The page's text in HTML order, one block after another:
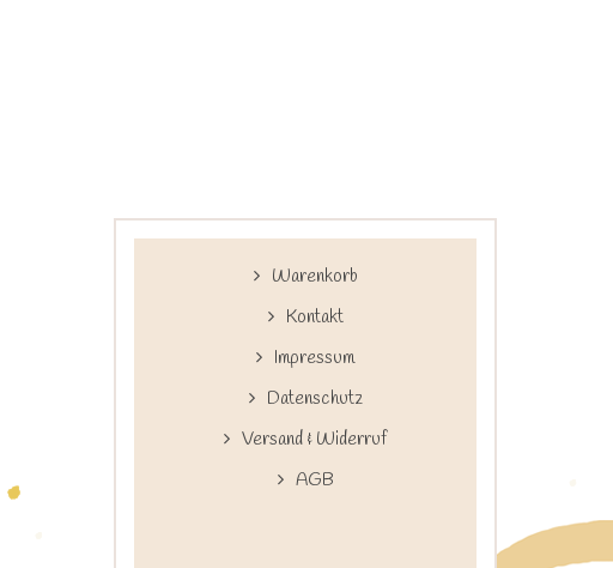
Warenkorb
Kontakt
Impressum
Datenschutz
Versand & Widerruf
AGB